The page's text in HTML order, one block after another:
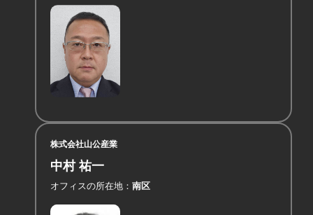
株式会社山公産業
中村 祐一
オフィスの所在地 南区